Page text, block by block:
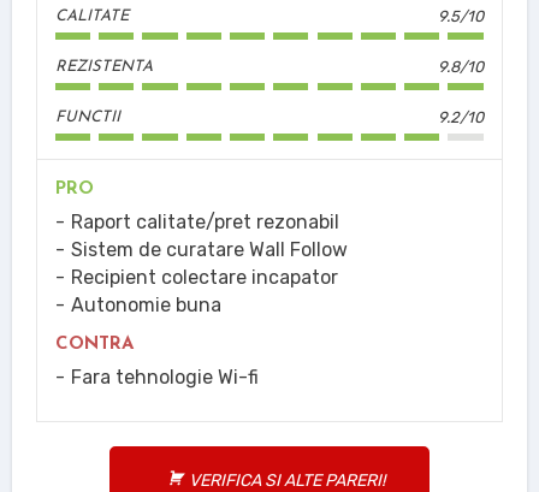
CALITATE 9.5/10
REZISTENTA 9.8/10
FUNCTII 9.2/10
PRO
Raport calitate/pret rezonabil
Sistem de curatare Wall Follow
Recipient colectare incapator
Autonomie buna
CONTRA
Fara tehnologie Wi-fi
VERIFICA SI ALTE PARERI!